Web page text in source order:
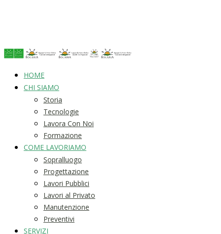
HOME
CHI SIAMO
Storia
Tecnologie
Lavora Con Noi
Formazione
COME LAVORIAMO
Sopralluogo
Progettazione
Lavori Pubblici
Lavori al Privato
Manutenzione
Preventivi
SERVIZI